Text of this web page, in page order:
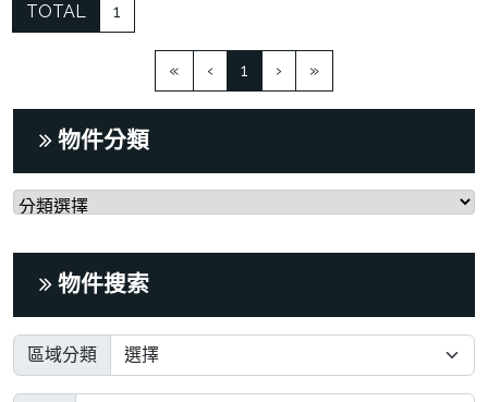
TOTAL 1
« ‹ 1 (current)
› »
物件分類
物件搜索
區域分類